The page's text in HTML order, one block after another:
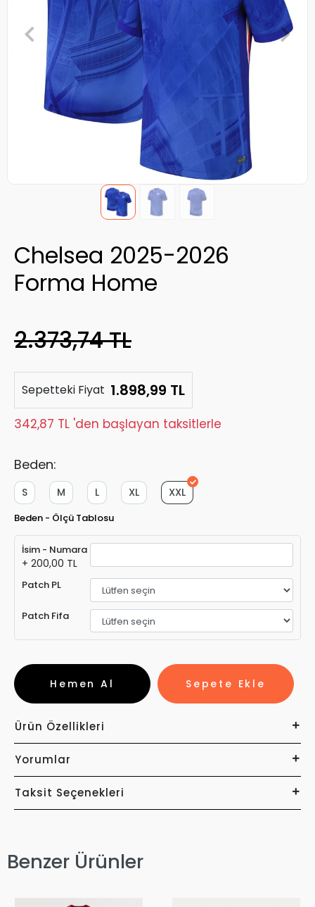
Chelsea 2025-2026
Forma Home
2.373,74 TL
Sepetteki Fiyat 1.898,99 TL
342,87 TL 'den başlayan taksitlerle
Beden:
XXL
XL
L
M
S
Beden - Ölçü Tablosu
İsim - Numara
+ 200,00 TL
Patch PL
Patch Fifa
Sepete Ekle
Hemen Al
Ürün Özellikleri
Yorumlar
Taksit Seçenekleri
Benzer Ürünler